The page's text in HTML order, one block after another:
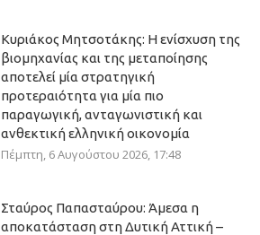
Κυριάκος Μητσοτάκης: Η ενίσχυση της
βιομηχανίας και της μεταποίησης
αποτελεί μία στρατηγική
προτεραιότητα για μία πιο
παραγωγική, ανταγωνιστική και
ανθεκτική ελληνική οικονομία
Πέμπτη, 6 Αυγούστου 2026, 17:48
Σταύρος Παπασταύρου: Άμεσα η
αποκατάσταση στη Δυτική Αττική –